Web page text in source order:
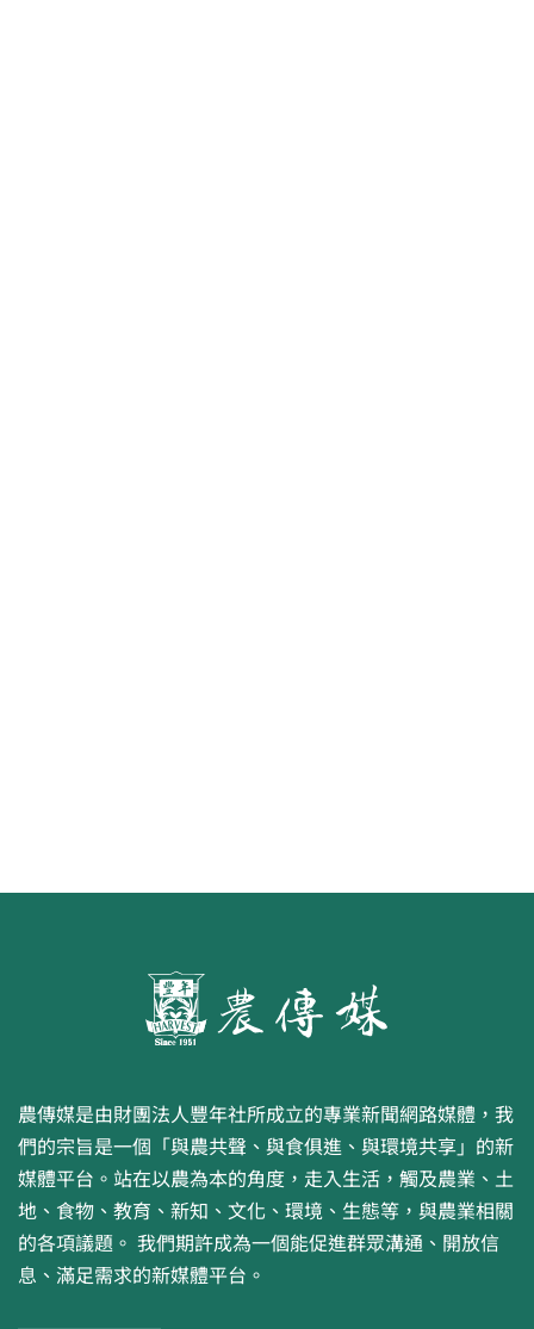
農傳媒是由財團法人豐年社所成立的專業新聞網路媒體，我
們的宗旨是一個「與農共聲、與食俱進、與環境共享」的新
媒體平台。站在以農為本的角度，走入生活，觸及農業、土
地、食物、教育、新知、文化、環境、生態等，與農業相關
的各項議題。 我們期許成為一個能促進群眾溝通、開放信
息、滿足需求的新媒體平台。